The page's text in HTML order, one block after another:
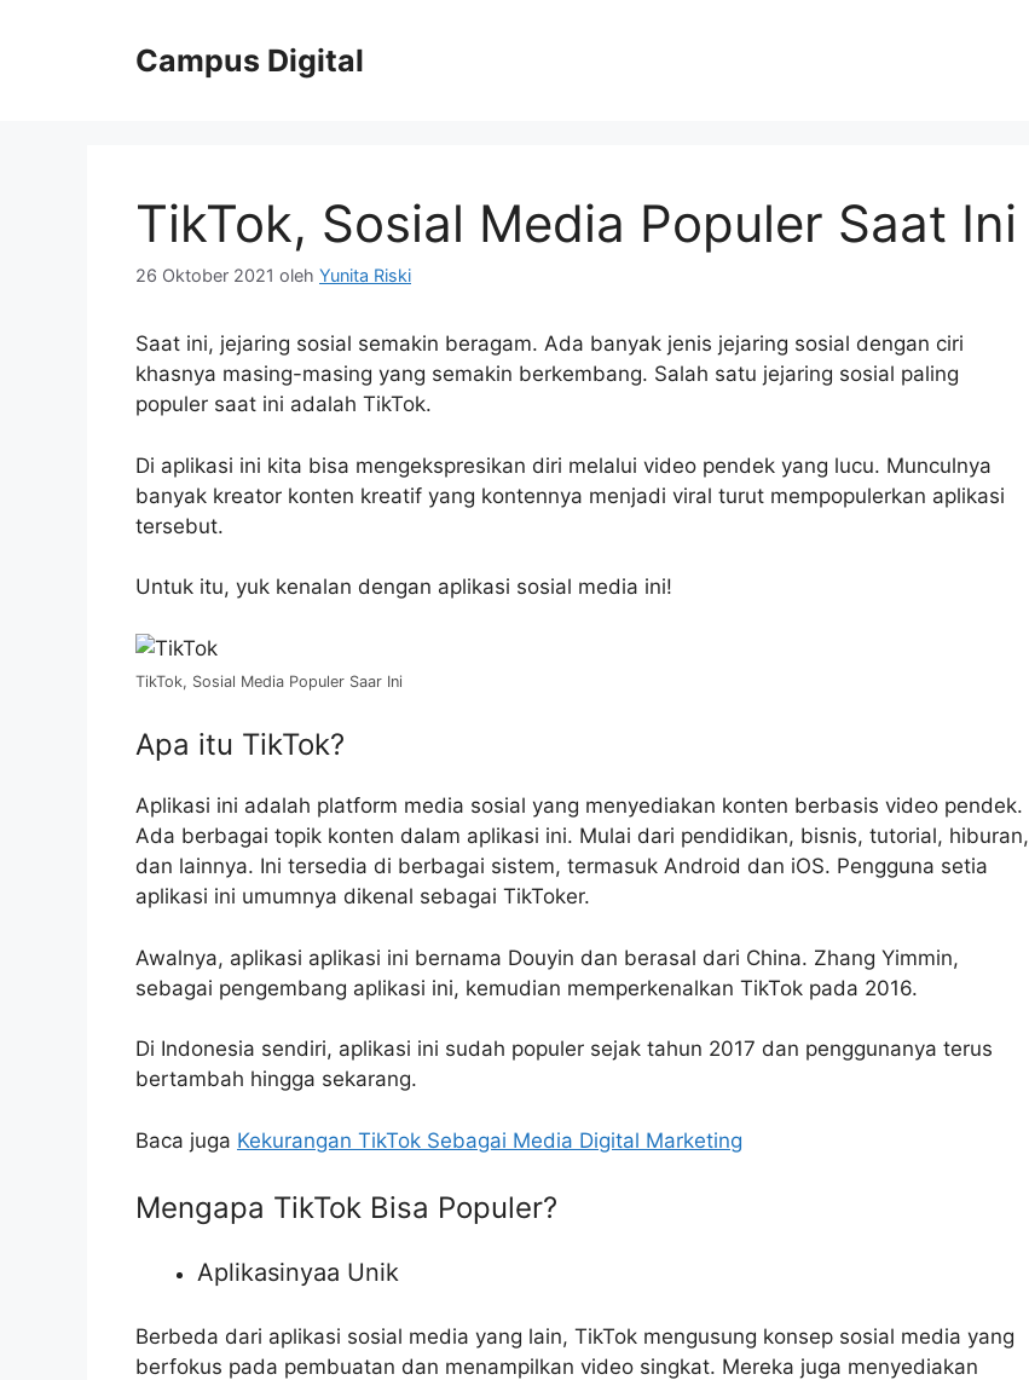
Campus Digital
TikTok, Sosial Media Populer Saat Ini
26 Oktober 2021 oleh Yunita Riski
Saat ini, jejaring sosial semakin beragam. Ada banyak jenis jejaring sosial dengan ciri
khasnya masing-masing yang semakin berkembang. Salah satu jejaring sosial paling
populer saat ini adalah TikTok.
Di aplikasi ini kita bisa mengekspresikan diri melalui video pendek yang lucu. Munculnya
banyak kreator konten kreatif yang kontennya menjadi viral turut mempopulerkan aplikasi
tersebut.
Untuk itu, yuk kenalan dengan aplikasi sosial media ini!
TikTok, Sosial Media Populer Saar Ini
Apa itu TikTok?
Aplikasi ini adalah platform media sosial yang menyediakan konten berbasis video pendek.
Ada berbagai topik konten dalam aplikasi ini. Mulai dari pendidikan, bisnis, tutorial, hiburan,
dan lainnya. Ini tersedia di berbagai sistem, termasuk Android dan iOS. Pengguna setia
aplikasi ini umumnya dikenal sebagai TikToker.
Awalnya, aplikasi aplikasi ini bernama Douyin dan berasal dari China. Zhang Yimmin,
sebagai pengembang aplikasi ini, kemudian memperkenalkan TikTok pada 2016.
Di Indonesia sendiri, aplikasi ini sudah populer sejak tahun 2017 dan penggunanya terus
bertambah hingga sekarang.
Baca juga Kekurangan TikTok Sebagai Media Digital Marketing
Mengapa TikTok Bisa Populer?
Aplikasinyaa Unik
Berbeda dari aplikasi sosial media yang lain, TikTok mengusung konsep sosial media yang
berfokus pada pembuatan dan menampilkan video singkat. Mereka juga menyediakan